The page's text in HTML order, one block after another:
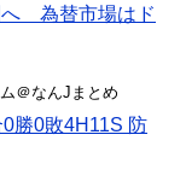
為替市場はド
＠なんJまとめ
勝0敗4H11S 防